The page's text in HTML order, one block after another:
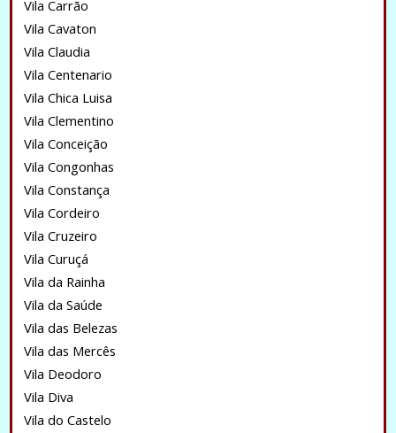
Vila Carrão
Vila Cavaton
Vila Claudia
Vila Centenario
Vila Chica Luisa
Vila Clementino
Vila Conceição
Vila Congonhas
Vila Constança
Vila Cordeiro
Vila Cruzeiro
Vila Curuçá
Vila da Rainha
Vila da Saúde
Vila das Belezas
Vila das Mercês
Vila Deodoro
Vila Diva
Vila do Castelo